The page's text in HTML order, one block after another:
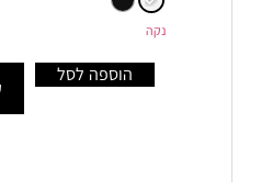
נקה
הוספה לסל